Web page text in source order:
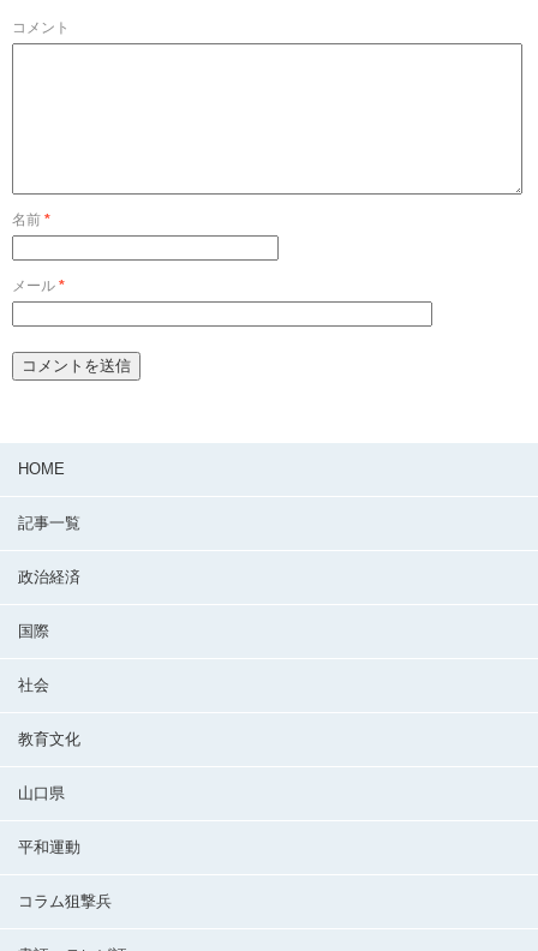
コメント
名前 *
メール *
HOME
記事一覧
政治経済
国際
社会
教育文化
山口県
平和運動
コラム狙撃兵